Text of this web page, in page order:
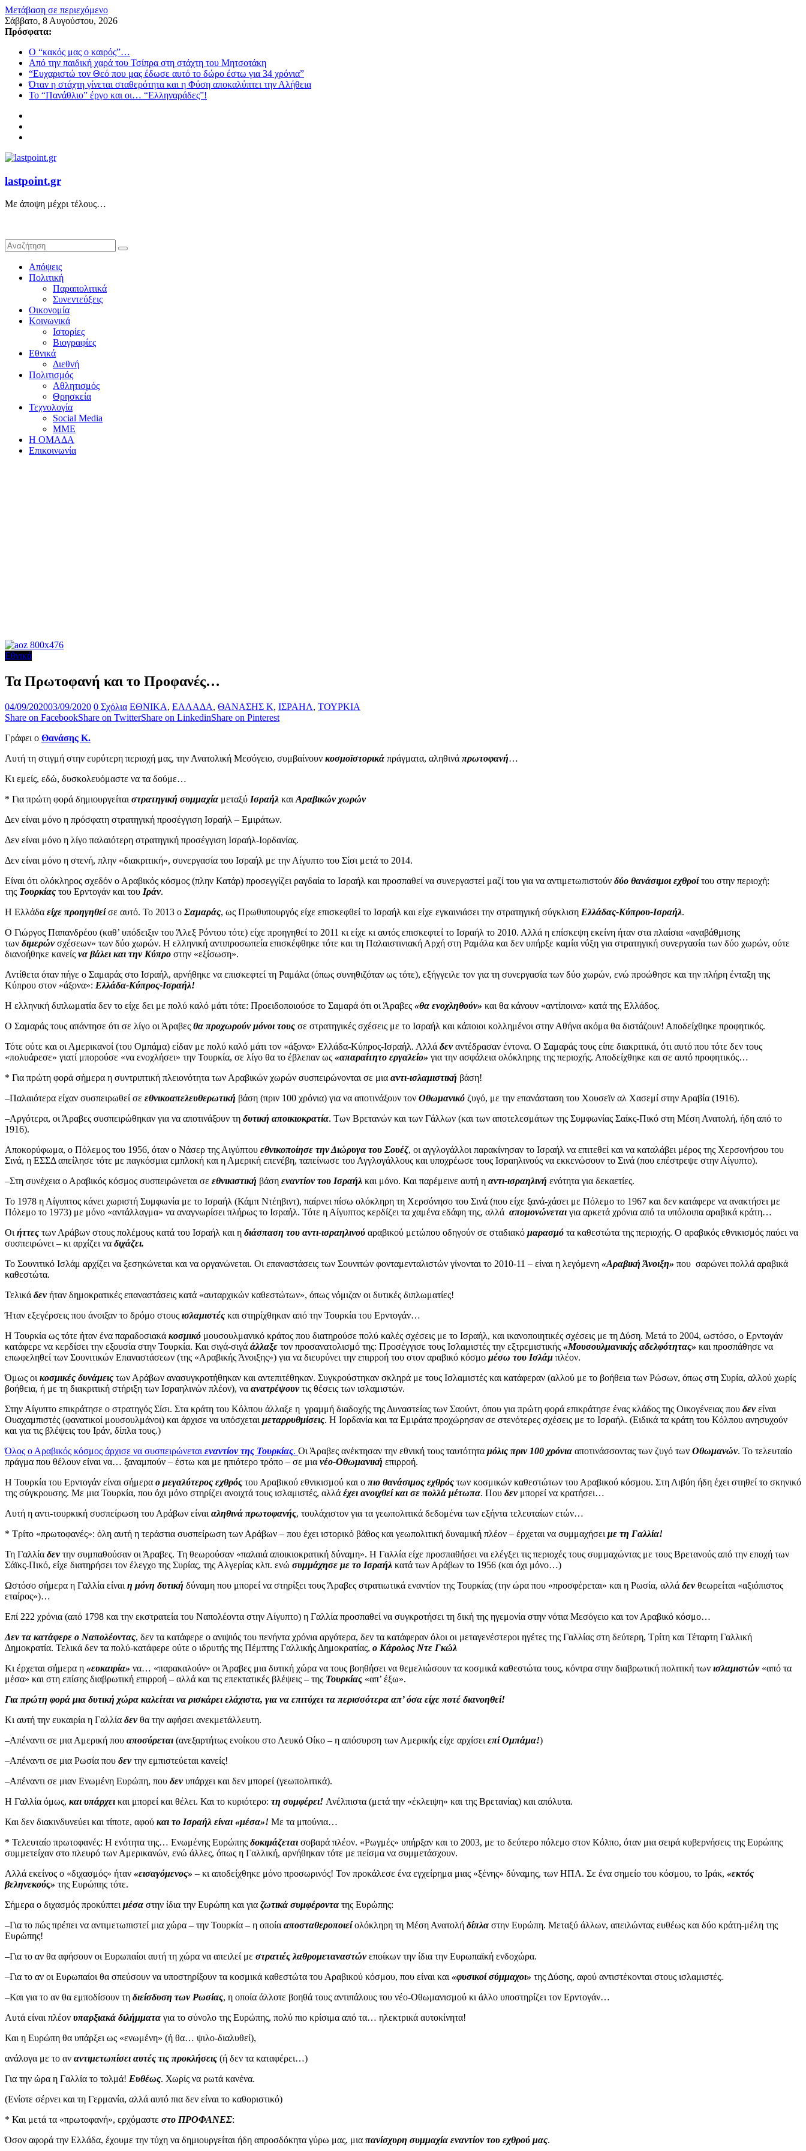
Μετάβαση σε περιεχόμενο
Σάββατο, 8 Αυγούστου, 2026
Πρόσφατα:
Ο “κακός μας ο καιρός”…
Από την παιδική χαρά του Τσίπρα στη στάχτη του Μητσοτάκη
“Ευχαριστώ τον Θεό που μας έδωσε αυτό το δώρο έστω για 34 χρόνια”
Όταν η στάχτη γίνεται σταθερότητα και η Φύση αποκαλύπτει την Αλήθεια
Το “Πανάθλιο” έργο και οι… “Ελληναράδες”!
lastpoint.gr
Με άποψη μέχρι τέλους…
Απόψεις
Πολιτική
Παραπολιτικά
Συνεντεύξεις
Οικονομία
Κοινωνικά
Ιστορίες
Βιογραφίες
Εθνικά
Διεθνή
Πολιτισμός
Αθλητισμός
Θρησκεία
Τεχνολογία
Social Media
ΜΜΕ
Η ΟΜΑΔΑ
Επικοινωνία
Εθνικά
Τα Πρωτοφανή και το Προφανές…
04/09/202003/09/2020 0 Σχόλια ΕΘΝΙΚΑ, ΕΛΛΑΔΑ, ΘΑΝΑΣΗΣ Κ, ΙΣΡΑΗΛ, ΤΟΥΡΚΙΑ
Share on FacebookShare on TwitterShare on LinkedinShare on Pinterest
Γράφει ο Θανάσης Κ.
Αυτή τη στιγμή στην ευρύτερη περιοχή μας, την Ανατολική Μεσόγειο, συμβαίνουν κοσμοϊστορικά πράγματα, αληθινά πρωτοφανή…
Κι εμείς, εδώ, δυσκολευόμαστε να τα δούμε…
* Για πρώτη φορά δημιουργείται στρατηγική συμμαχία μεταξύ Ισραήλ και Αραβικών χωρών
Δεν είναι μόνο η πρόσφατη στρατηγική προσέγγιση Ισραήλ – Εμιράτων.
Δεν είναι μόνο η λίγο παλαιότερη στρατηγική προσέγγιση Ισραήλ-Ιορδανίας.
Δεν είναι μόνο η στενή, πλην «διακριτική», συνεργασία του Ισραήλ με την Αίγυπτο του Σίσι μετά το 2014.
Είναι ότι ολόκληρος σχεδόν ο Αραβικός κόσμος (πλην Κατάρ) προσεγγίζει ραγδαία το Ισραήλ και προσπαθεί να συνεργαστεί μαζί του για να αντιμετωπιστούν δύο θανάσιμοι εχθροίτου στην περιοχή:
της Τουρκίας του Ερντογάν και του Ιράν.
Η Ελλάδα είχε προηγηθείσε αυτό. Το 2013 ο Σαμαράς, ως Πρωθυπουργός είχε επισκεφθεί το Ισραήλ και είχε εγκαινιάσει την στρατηγική σύγκλιση Ελλάδας-Κύπρου-Ισραήλ.
Ο Γιώργος Παπανδρέου (καθ’ υπόδειξιν του Άλεξ Ρόντου τότε) είχε προηγηθεί το 2011 κι είχε κι αυτός επισκεφτεί το Ισραήλ το 2010. Αλλά η επίσκεψη εκείνη ήταν στα πλαίσια «αναβάθμισης
των διμερώνσχέσεων» των δύο χωρών. Η ελληνική αντιπροσωπεία επισκέφθηκε τότε και τη Παλαιστινιακή Αρχή στη Ραμάλα και δεν υπήρξε καμία νύξη για στρατηγική συνεργασία των δύο χωρών, ούτε
διανοήθηκε κανείς να βάλει και την Κύπρο στην «εξίσωση».
Αντίθετα όταν πήγε ο Σαμαράς στο Ισραήλ, αρνήθηκε να επισκεφτεί τη Ραμάλα (όπως συνηθιζόταν ως τότε), εξήγγειλε τον για τη συνεργασία των δύο χωρών, ενώ προώθησε και την πλήρη ένταξη της
Κύπρου στον «άξονα»: Ελλάδα-Κύπρος-Ισραήλ!
Η ελληνική διπλωματία δεν το είχε δει με πολύ καλό μάτι τότε: Προειδοποιούσε το Σαμαρά ότι οι Άραβες «θα ενοχληθούν» και θα κάνουν «αντίποινα» κατά της Ελλάδος.
Ο Σαμαράς τους απάντησε ότι σε λίγο οι Άραβες θα προχωρούν μόνοι τους σε στρατηγικές σχέσεις με το Ισραήλ και κάποιοι κολλημένοι στην Αθήνα ακόμα θα διστάζουν! Αποδείχθηκε προφητικός.
Τότε ούτε και οι Αμερικανοί (του Ομπάμα) είδαν με πολύ καλό μάτι τον «άξονα» Ελλάδα-Κύπρος-Ισραήλ. Αλλά δεναντέδρασαν έντονα. Ο Σαμαράς τους είπε διακριτικά, ότι αυτό που τότε δεν τους
«πολυάρεσε» γιατί μπορούσε «να ενοχλήσει» την Τουρκία, σε λίγο θα το έβλεπαν ως «απαραίτητο εργαλείο» για την ασφάλεια ολόκληρης της περιοχής. Αποδείχθηκε και σε αυτό προφητικός…
* Για πρώτη φορά σήμερα η συντριπτική πλειονότητα των Αραβικών χωρών συσπειρώνονται σε μια αντι-ισλαμιστική βάση!
–Παλαιότερα είχαν συσπειρωθεί σε εθνικοαπελευθερωτική βάση (πριν 100 χρόνια) για να αποτινάξουν τον Οθωμανικό ζυγό, με την επανάσταση του Χουσεϊν αλ Χασεμί στην Αραβία (1916).
–Αργότερα, οι Άραβες συσπειρώθηκαν για να αποτινάξουν τη δυτική αποικιοκρατία. Των Βρετανών και των Γάλλων (και των αποτελεσμάτων της Συμφωνίας Σαίκς-Πικό στη Μέση Ανατολή, ήδη από το
1916).
Αποκορύφωμα, ο Πόλεμος του 1956, όταν ο Νάσερ της Αιγύπτου εθνικοποίησε την Διώρυγα του Σουέζ, οι αγγλογάλλοι παρακίνησαν το Ισραήλ να επιτεθεί και να καταλάβει μέρος της Χερσονήσου του
Σινά, η ΕΣΣΔ απείλησε τότε με παγκόσμια εμπλοκή και η Αμερική επενέβη, ταπείνωσε του Αγγλογάλλους και υποχρέωσε τους Ισραηλινούς να εκκενώσουν το Σινά (που επέστρεψε στην Αίγυπτο).
–Στη συνέχεια ο Αραβικός κόσμος συσπειρώνεται σε εθνικιστική βάση εναντίον του Ισραήλ και μόνο. Και παρέμεινε αυτή η αντι-ισραηλινή ενότητα για δεκαετίες.
Το 1978 η Αίγυπτος κάνει χωριστή Συμφωνία με το Ισραήλ (Κάμπ Ντέηβιντ), παίρνει πίσω ολόκληρη τη Χερσόνησο του Σινά (που είχε ξανά-χάσει με Πόλεμο το 1967 και δεν κατάφερε να ανακτήσει με
Πόλεμο το 1973) με μόνο «αντάλλαγμα» να αναγνωρίσει πλήρως το Ισραήλ. Τότε η Αίγυπτος κερδίζει τα χαμένα εδάφη της, αλλά απομονώνεται για αρκετά χρόνια από τα υπόλοιπα αραβικά κράτη…
Οι ήττες των Αράβων στους πολέμους κατά του Ισραήλ και η διάσπαση του αντι-ισραηλινού αραβικού μετώπου οδηγούν σε σταδιακό μαρασμό τα καθεστώτα της περιοχής. Ο αραβικός εθνικισμός παύει να
συσπειρώνει – κι αρχίζει να διχάζει.
Το Σουνιτικό Ισλάμ αρχίζει να ξεσηκώνεται και να οργανώνεται. Οι επαναστάσεις των Σουνιτών φονταμενταλιστών γίνονται το 2010-11 – είναι η λεγόμενη «Αραβική Άνοιξη» που σαρώνει πολλά αραβικά
καθεστώτα.
Τελικά δενήταν δημοκρατικές επαναστάσεις κατά «αυταρχικών καθεστώτων», όπως νόμιζαν οι δυτικές διπλωματίες!
Ήταν εξεγέρσεις που άνοιξαν το δρόμο στους ισλαμιστές και στηρίχθηκαν από την Τουρκία του Ερντογάν…
Η Τουρκία ως τότε ήταν ένα παραδοσιακά κοσμικό μουσουλμανικό κράτος που διατηρούσε πολύ καλές σχέσεις με το Ισραήλ, και ικανοποιητικές σχέσεις με τη Δύση. Μετά το 2004, ωστόσο, ο Ερντογάν
κατάφερε να κερδίσει την εξουσία στην Τουρκία. Και σιγά-σιγά άλλαξε τον προσανατολισμό της: Προσέγγισε τους Ισλαμιστές την εξτρεμιστικής «Μουσουλμανικής αδελφότητας» και προσπάθησε να
επωφεληθεί των Σουνιτικών Επαναστάσεων (της «Αραβικής Άνοιξης») για να διευρύνει την επιρροή του στον αραβικό κόσμο μέσω του Ισλάμ πλέον.
Όμως οι κοσμικές δυνάμεις των Αράβων ανασυγκροτήθηκαν και αντεπιτέθηκαν. Συγκρούστηκαν σκληρά με τους Ισλαμιστές και κατάφεραν (αλλού με το βοήθεια των Ρώσων, όπως στη Συρία, αλλού χωρίς
βοήθεια, ή με τη διακριτική στήριξη των Ισραηλινών πλέον), να ανατρέψουντις θέσεις των ισλαμιστών.
Στην Αίγυπτο επικράτησε ο στρατηγός Σίσι. Στα κράτη του Κόλπου άλλαξε η γραμμή διαδοχής της Δυναστείας των Σαούντ, όπου για πρώτη φορά επικράτησε ένας κλάδος της Οικογένειας που δενείναι
Ουαχαμπιστές (φανατικοί μουσουλμάνοι) και άρχισε να υπόσχεται μεταρρυθμίσεις. Η Ιορδανία και τα Εμιράτα προχώρησαν σε στενότερες σχέσεις με το Ισραήλ. (Ειδικά τα κράτη του Κόλπου ανησυχούν
και για τις βλέψεις του Ιράν, δίπλα τους.)
Όλος ο Αραβικός κόσμος άρχισε να συσπειρώνεται εναντίον της Τουρκίας. Οι Άραβες ανέκτησαν την εθνική τους ταυτότητα μόλις πριν 100 χρόνια αποτινάσσοντας των ζυγό των Οθωμανών. Το τελευταίο
πράγμα που θέλουν είναι να… ξαναμπούν – έστω και με ηπιότερο τρόπο – σε μια νέο-Οθωμανική επιρροή.
Η Τουρκία του Ερντογάν είναι σήμερα ο μεγαλύτερος εχθρός του Αραβικού εθνικισμού και ο πιο θανάσιμος εχθρός των κοσμικών καθεστώτων του Αραβικού κόσμου. Στη Λιβύη ήδη έχει στηθεί το σκηνικό
της σύγκρουσης. Με μια Τουρκία, που όχι μόνο στηρίζει ανοιχτά τους ισλαμιστές, αλλά έχει ανοιχθεί και σε πολλά μέτωπα. Που δενμπορεί να κρατήσει…
Αυτή η αντι-τουρκική συσπείρωση του Αράβων είναι αληθινά πρωτοφανής, τουλάχιστον για τα γεωπολιτικά δεδομένα των εξήντα τελευταίων ετών…
* Τρίτο «πρωτοφανές»: όλη αυτή η τεράστια συσπείρωση των Αράβων – που έχει ιστορικό βάθος και γεωπολιτική δυναμική πλέον – έρχεται να συμμαχήσει με τη Γαλλία!
Τη Γαλλία δεντην συμπαθούσαν οι Άραβες. Τη θεωρούσαν «παλαιά αποικιοκρατική δύναμη». Η Γαλλία είχε προσπαθήσει να ελέγξει τις περιοχές τους συμμαχώντας με τους Βρετανούς από την εποχή των
Σάϊκς-Πικό, είχε διατηρήσει τον έλεγχο της Συρίας, της Αλγερίας κλπ. ενώ συμμάχησε με το Ισραήλ κατά των Αράβων το 1956 (και όχι μόνο…)
Ωστόσο σήμερα η Γαλλία είναι η μόνη δυτική δύναμη που μπορεί να στηρίξει τους Άραβες στρατιωτικά εναντίον της Τουρκίας (την ώρα που «προσφέρεται» και η Ρωσία, αλλά δενθεωρείται «αξιόπιστος
εταίρος»)…
Επί 222 χρόνια (από 1798 και την εκστρατεία του Ναπολέοντα στην Αίγυπτο) η Γαλλία προσπαθεί να συγκροτήσει τη δική της ηγεμονία στην νότια Μεσόγειο και τον Αραβικό κόσμο…
Δεν τα κατάφερε ο Ναπολέοντας, δεν τα κατάφερε ο ανιψιός του πενήντα χρόνια αργότερα, δεν τα κατάφεραν όλοι οι μεταγενέστεροι ηγέτες της Γαλλίας στη δεύτερη, Τρίτη και Τέταρτη Γαλλική
Δημοκρατία. Τελικά δεν τα πολύ-κατάφερε ούτε ο ιδρυτής της Πέμπτης Γαλλικής Δημοκρατίας, ο Κάρολος Ντε Γκώλ
Κι έρχεται σήμερα η «ευκαιρία» να… «παρακαλούν» οι Άραβες μια δυτική χώρα να τους βοηθήσει να θεμελιώσουν τα κοσμικά καθεστώτα τους, κόντρα στην διαβρωτική πολιτική των ισλαμιστών«από τα
μέσα» και στη επίσης διαβρωτική επιρροή – αλλά και τις επεκτατικές βλέψεις – της Τουρκίας «απ’ έξω».
Για πρώτη φορά μια δυτική χώρα καλείται να ρισκάρει ελάχιστα, για να επιτύχει τα περισσότερα απ’ όσα είχε ποτέ διανοηθεί!
Κι αυτή την ευκαιρία η Γαλλία δενθα την αφήσει ανεκμετάλλευτη.
–Απέναντι σε μια Αμερική που αποσύρεται (ανεξαρτήτως ενοίκου στο Λευκό Οίκο – η απόσυρση των Αμερικής είχε αρχίσει επί Ομπάμα!)
–Απέναντι σε μια Ρωσία που δεντην εμπιστεύεται κανείς!
–Απέναντι σε μιαν Ενωμένη Ευρώπη, που δενυπάρχει και δεν μπορεί (γεωπολιτικά).
Η Γαλλία όμως, και υπάρχει και μπορεί και θέλει. Και το κυριότερο: τη συμφέρει! Ανέλπιστα (μετά την «έκλειψη» και της Βρετανίας) και απόλυτα.
Και δεν διακινδυνεύει και τίποτε, αφού και το Ισραήλ είναι «μέσα»! Με τα μπούνια…
* Τελευταίο πρωτοφανές: Η ενότητα της… Ενωμένης Ευρώπης δοκιμάζεται σοβαρά πλέον. «Ρωγμές» υπήρξαν και το 2003, με το δεύτερο πόλεμο στον Κόλπο, όταν μια σειρά κυβερνήσεις της Ευρώπης
συμμετείχαν στο πλευρό των Αμερικανών, ενώ άλλες, όπως η Γαλλική, αρνήθηκαν τότε με πείσμα να συμμετάσχουν.
Αλλά εκείνος ο «διχασμός» ήταν «εισαγόμενος» – κι αποδείχθηκε μόνο προσωρινός! Τον προκάλεσε ένα εγχείρημα μιας «ξένης» δύναμης, των ΗΠΑ. Σε ένα σημείο του κόσμου, το Ιράκ, «εκτός
βεληνεκούς» της Ευρώπης τότε.
Σήμερα ο διχασμός προκύπτει μέσα στην ίδια την Ευρώπη και για ζωτικά συμφέροντα της Ευρώπης:
–Για το πώς πρέπει να αντιμετωπιστεί μια χώρα – την Τουρκία – η οποία αποσταθεροποιείολόκληρη τη Μέση Ανατολή δίπλα στην Ευρώπη. Μεταξύ άλλων, απειλώντας ευθέως και δύο κράτη-μέλη της
Ευρώπης!
–Για το αν θα αφήσουν οι Ευρωπαίοι αυτή τη χώρα να απειλεί με στρατιές λαθρομεταναστώνεποίκων την ίδια την Ευρωπαϊκή ενδοχώρα.
–Για το αν οι Ευρωπαίοι θα σπεύσουν να υποστηρίξουν τα κοσμικά καθεστώτα του Αραβικού κόσμου, που είναι και «φυσικοί σύμμαχοι» της Δύσης, αφού αντιστέκονται στους ισλαμιστές.
–Και για το αν θα εμποδίσουν τη διείσδυση των Ρωσίας, η οποία άλλοτε βοηθά τους αντιπάλους του νέο-Οθωμανισμού κι άλλο υποστηρίζει τον Ερντογάν…
Αυτά είναι πλέον υπαρξιακά διλήμματα για το σύνολο της Ευρώπης, πολύ πιο κρίσιμα από τα… ηλεκτρικά αυτοκίνητα!
Και η Ευρώπη θα υπάρξει ως «ενωμένη» (ή θα… ψιλο-διαλυθεί),
ανάλογα με το αν αντιμετωπίσει αυτές τις προκλήσεις (ή δεν τα καταφέρει…)
Για την ώρα η Γαλλία το τολμά! Ευθέως. Χωρίς να ρωτά κανένα.
(Ενίοτε σέρνει και τη Γερμανία, αλλά αυτό πια δεν είναι το καθοριστικό)
* Και μετά τα «πρωτοφανή», ερχόμαστε στο ΠΡΟΦΑΝΕΣ:
Όσον αφορά την Ελλάδα, έχουμε την τύχη να δημιουργείται ήδη απροσδόκητα γύρω μας, μια πανίσχυρη συμμαχία εναντίον του εχθρού μας.